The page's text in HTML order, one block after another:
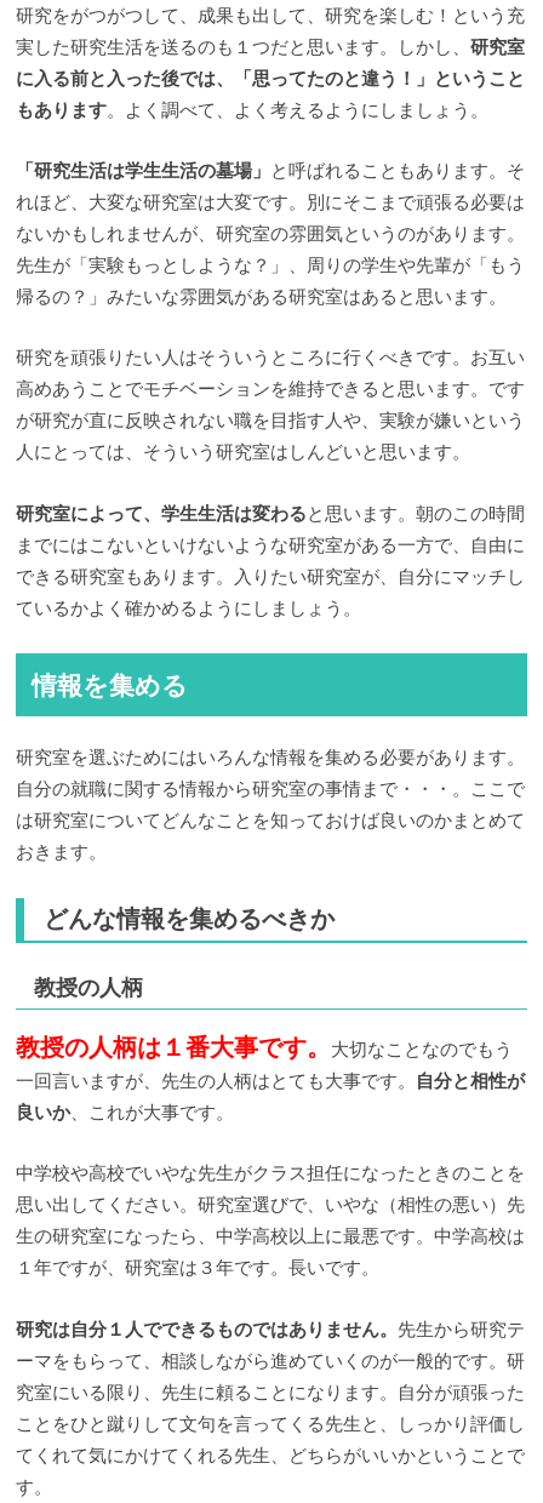
研究をがつがつして、成果も出して、研究を楽しむ！という充
実した研究生活を送るのも１つだと思います。しかし、研究室
に入る前と入った後では、「思ってたのと違う！」ということ
もあります。よく調べて、よく考えるようにしましょう。
「研究生活は学生生活の墓場」 と呼ばれることもあります。そ
れほど、大変な研究室は大変です。別にそこまで頑張る必要は
ないかもしれませんが、研究室の雰囲気というのがあります。
先生が「実験もっとしような？」、周りの学生や先輩が「もう
帰るの？」みたいな雰囲気がある研究室はあると思います。
研究を頑張りたい人はそういうところに行くべきです。お互い
高めあうことでモチベーションを維持できると思います。です
が研究が直に反映されない職を目指す人や、実験が嫌いという
人にとっては、そういう研究室はしんどいと思います。
研究室によって、学生生活は変わると思います。朝のこの時間
までにはこないといけないような研究室がある一方で、自由に
できる研究室もあります。入りたい研究室が、自分にマッチし
ているかよく確かめるようにしましょう。
情報を集める
研究室を選ぶためにはいろんな情報を集める必要があります。
自分の就職に関する情報から研究室の事情まで・・・。ここで
は研究室についてどんなことを知っておけば良いのかまとめて
おきます。
どんな情報を集めるべきか
教授の人柄
教授の人柄は１番大事です。
大切なことなのでもう
一回言いますが、先生の人柄はとても大事です。 自分と相性が
良いか、これが大事です。
中学校や高校でいやな先生がクラス担任になったときのことを
思い出してください。研究室選びで、いやな（相性の悪い）先
生の研究室になったら、中学高校以上に最悪です。中学高校は
１年ですが、研究室は３年です。長いです。
研究は自分１人でできるものではありません。 先生から研究テ
ーマをもらって、相談しながら進めていくのが一般的です。研
究室にいる限り、先生に頼ることになります。自分が頑張った
ことをひと蹴りして文句を言ってくる先生と、しっかり評価し
てくれて気にかけてくれる先生、どちらがいいかということで
す。